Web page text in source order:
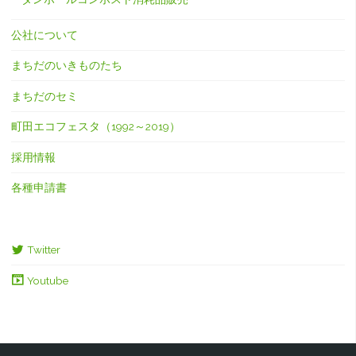
公社について
まちだのいきものたち
まちだのセミ
町田エコフェスタ（1992～2019）
採用情報
各種申請書
Twitter
Youtube